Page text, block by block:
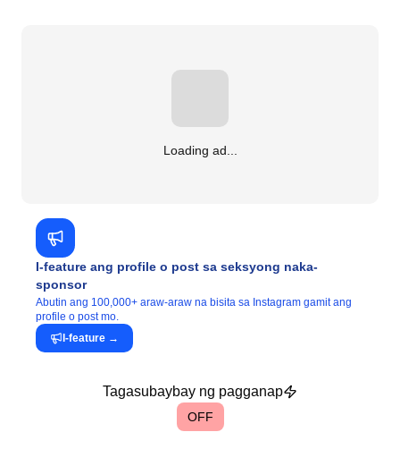
Loading ad...
I-feature ang profile o post sa seksyong naka-
sponsor
Abutin ang 100,000+ araw-araw na bisita sa Instagram gamit ang
profile o post mo.
I-feature →
Tagasubaybay ng pagganap
OFF